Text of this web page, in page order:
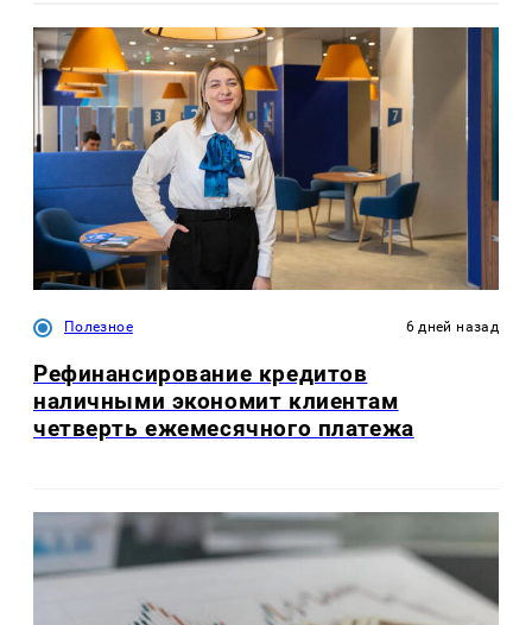
Полезное 6 дней назад
Рефинансирование кредитов
наличными экономит клиентам
четверть ежемесячного платежа